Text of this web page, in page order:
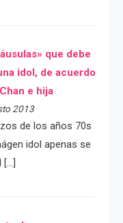
que debe
idol, de acuerdo
e hija
2013
de los años 70s
idol apenas se